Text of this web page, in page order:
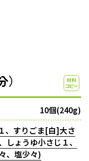
10個(240g)
、すりごま[白]大さ
ょうゆ小さじ１、
、塩少々)